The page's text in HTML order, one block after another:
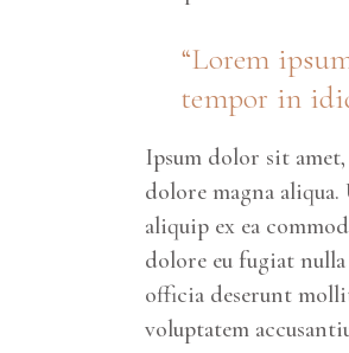
“Lorem
tempor in
Ipsum dolor sit
dolore magna
aliquip ex ea
dolore eu fugiat
officia deserunt
voluptatem